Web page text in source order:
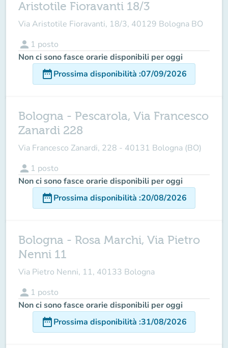
Aristotile Fioravanti 18/3
Via Aristotile Fioravanti, 18/3, 40129 Bologna BO
person 1 posto
Non ci sono fasce orarie disponibili per oggi
date_rangeProssima disponibilità :07/09/2026
Bologna - Pescarola, Via Francesco
Zanardi 228
Via Francesco Zanardi, 228 - 40131 Bologna (BO)
person 1 posto
Non ci sono fasce orarie disponibili per oggi
date_rangeProssima disponibilità :20/08/2026
Bologna - Rosa Marchi, Via Pietro
Nenni 11
Via Pietro Nenni, 11, 40133 Bologna
person 1 posto
Non ci sono fasce orarie disponibili per oggi
date_rangeProssima disponibilità :31/08/2026